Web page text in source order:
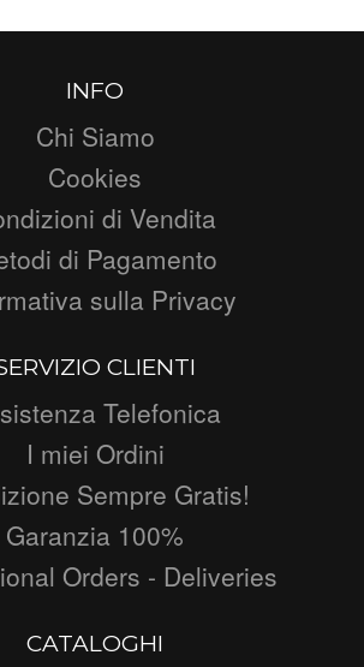
INFO
Chi Siamo
Cookies
di Vendita
di Pagamento
sulla Privacy
CLIENTI
Telefonica
I miei Ordini
Sempre Gratis!
Garanzia 100%
Orders - Deliveries
CATALOGHI